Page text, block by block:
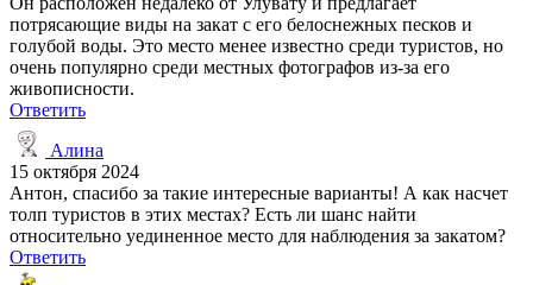
потрясающие виды на закат с его белоснежных песков и
голубой воды. Это место менее известно среди туристов, но
очень популярно среди местных фотографов из-за его
живописности.
Ответить
Алина
15 октября 2024
Антон, спасибо за такие интересные варианты! А как насчет
толп туристов в этих местах? Есть ли шанс найти
относительно уединенное место для наблюдения за закатом?
Ответить